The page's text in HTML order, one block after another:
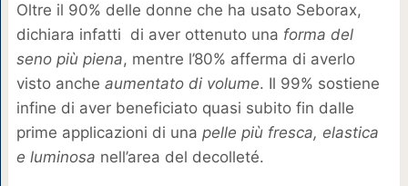
Oltre il 90% delle donne che ha usato Seborax,
dichiara infatti di aver ottenuto una forma del
seno più piena, mentre l’80% afferma di averlo
visto anche aumentato di volume. Il 99% sostiene
infine di aver beneficiato quasi subito fin dalle
prime applicazioni di una pelle più fresca, elastica
e luminosa nell’area del decolleté.